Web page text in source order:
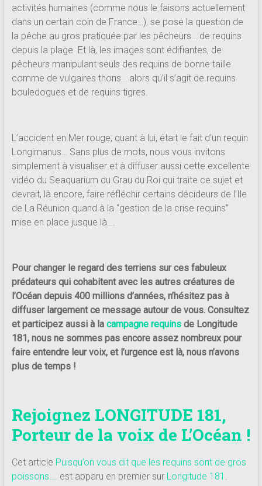
activités humaines (comme nous le faisons actuellement
dans un certain coin de France…), se pose la question de
la pêche au gros pratiquée par les pêcheurs… de requins
depuis la plage. Et là, les images sont édifiantes, de
pêcheurs manipulant seuls des requins de bonne taille
comme de vulgaires thons… alors qu’il s’agit de requins
bouledogues et de requins tigres.
L’accident en Mer rouge, quant à lui, était le fait d’un requin
Longimanus… Sans plus de mots, nous vous invitons
simplement à visualiser et à diffuser aussi cette excellente
vidéo du Seaquarium du Grau du Roi qui traite ce sujet et
devrait, là encore, faire réfléchir certains décideurs de l’Ile
de La Réunion quand à la “gestion de la crise requins”
mise en place jusque là….
Pour changer le regard des terriens sur ces fabuleux
prédateurs qui cohabitent avec les autres créatures de
l’Océan depuis 400 millions d’années, n’hésitez pas à
diffuser largement ce message autour de vous. Consultez
et participez aussi à la campagne requinsde Longitude
181, nous ne sommes pas encore assez nombreux pour
faire entendre leur voix, et l’urgence est là, nous n’avons
plus de temps !
Rejoignez LONGITUDE 181,
Porteur de la voix de L’Océan !
Cet article Puisqu’on vous dit que les requins sont de gros
poissons…. est apparu en premier sur Longitude 181 .